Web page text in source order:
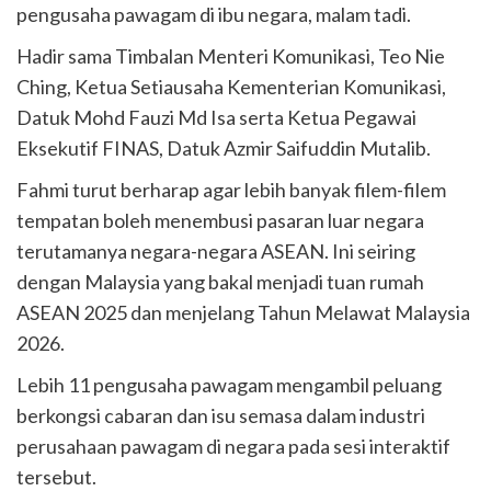
pengusaha pawagam di ibu negara, malam tadi.
Hadir sama Timbalan Menteri Komunikasi, Teo Nie
Ching, Ketua Setiausaha Kementerian Komunikasi,
Datuk Mohd Fauzi Md Isa serta Ketua Pegawai
Eksekutif FINAS, Datuk Azmir Saifuddin Mutalib.
Fahmi turut berharap agar lebih banyak filem-filem
tempatan boleh menembusi pasaran luar negara
terutamanya negara-negara ASEAN. Ini seiring
dengan Malaysia yang bakal menjadi tuan rumah
ASEAN 2025 dan menjelang Tahun Melawat Malaysia
2026.
Lebih 11 pengusaha pawagam mengambil peluang
berkongsi cabaran dan isu semasa dalam industri
perusahaan pawagam di negara pada sesi interaktif
tersebut.